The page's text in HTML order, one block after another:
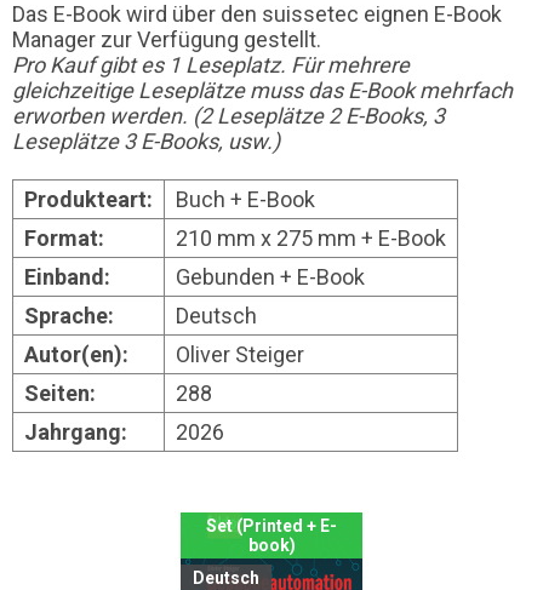
Das E-Book wird über den suissetec eignen E-Book
Manager zur Verfügung gestellt.
Pro Kauf gibt es 1 Leseplatz. Für mehrere
gleichzeitige Leseplätze muss das E-Book mehrfach
erworben werden. (2 Leseplätze 2 E-Books, 3
Leseplätze 3 E-Books, usw.)
Produkteart:
Buch + E-Book
Format:
210 mm x 275 mm + E-Book
Einband:
Gebunden + E-Book
Sprache:
Deutsch
Autor(en):
Oliver Steiger
Seiten:
288
Jahrgang:
2026
Set (Printed + E-
book)
Deutsch